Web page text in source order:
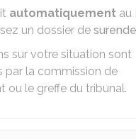
automatiquement au
un dossier de
sur votre situation sont
par la commission de
ou le greffe du tribunal.